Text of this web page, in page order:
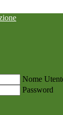
Nome
Password